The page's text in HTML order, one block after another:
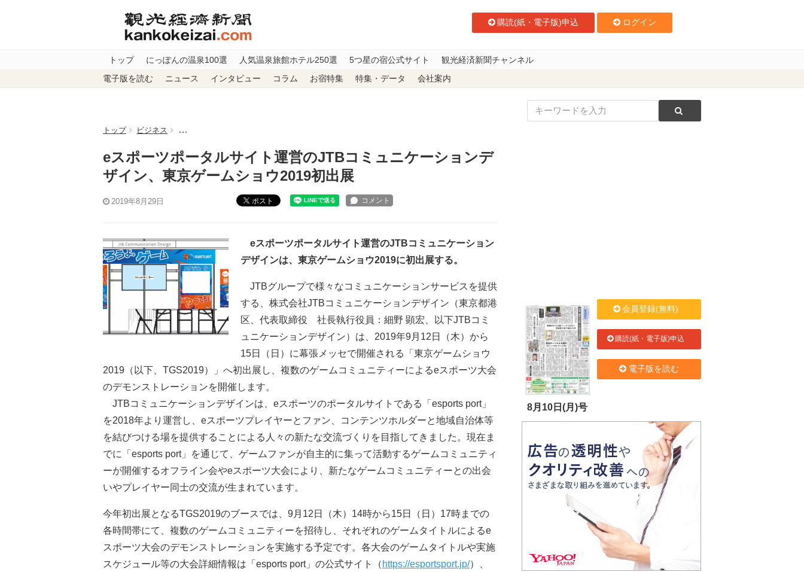
購読(紙・電子版)申込 ログイン
トップ にっぽんの温泉100選 人気温泉旅館ホテル250選 5つ星の宿公式サイト 観光経済新聞チャンネル
電子版を読む ニュース インタビュー コラム お宿特集 特集・データ 会社案内
トップ ビジネス eスポーツポータルサイト運営のJTBコミュニケーションデザイン、東京ゲームショウ2019初出展
eスポーツポータルサイト運営のJTBコミュニケーションデ
ザイン、東京ゲームショウ2019初出展
2019年8月29日 ポスト
eスポーツポータルサイト運営のJTBコミュニケーション
デザインは、東京ゲームショウ2019に初出展する。
JTBグループで様々なコミュニケーションサービスを提供
する、株式会社JTBコミュニケーションデザイン（東京都港
区、代表取締役 社長執行役員：細野 顕宏、以下JTBコミ
ュニケーションデザイン）は、2019年9月12日（木）から
15日（日）に幕張メッセで開催される「東京ゲームショウ
2019（以下、TGS2019）」へ初出展し、複数のゲームコミュニティーによるeスポーツ大会
のデモンストレーションを開催します。
JTBコミュニケーションデザインは、eスポーツのポータルサイトである「esports port」
を2018年より運営し、eスポーツプレイヤーとファン、コンテンツホルダーと地域自治体等
を結びつける場を提供することによる人々の新たな交流づくりを目指してきました。現在ま
でに「esports port」を通じて、ゲームファンが自主的に集って活動するゲームコミュニティ
ーが開催するオフライン会やeスポーツ大会により、新たなゲームコミュニティーとの出会
いやプレイヤー同士の交流が生まれています。
今年初出展となるTGS2019のブースでは、9月12日（木）14時から15日（日）17時までの
各時間帯にて、複数のゲームコミュニティーを招待し、それぞれのゲームタイトルによるe
スポーツ大会のデモンストレーションを実施する予定です。各大会のゲームタイトルや実施
スケジュール等の大会詳細情報は「esports port」の公式サイト（ https://esportsport.jp/）、
8月10日(月)号
会員登録(無料)
購読(紙・電子版)申込
電子版を読む